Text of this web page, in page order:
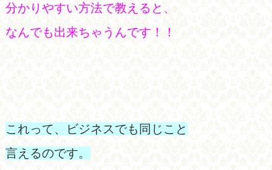
分かりやすい方法で教えると、
なんでも出来ちゃうんです！！
これって、ビジネスでも同じこと
言えるのです。